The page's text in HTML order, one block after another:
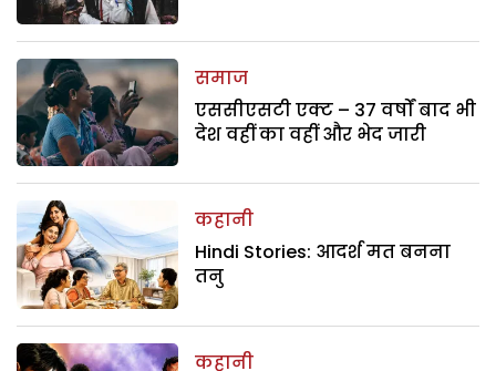
समाज
एससीएसटी एक्ट – 37 वर्षों बाद भी
देश वहीं का वहीं और भेद जारी
कहानी
Hindi Stories: आदर्श मत बनना
तनु
कहानी